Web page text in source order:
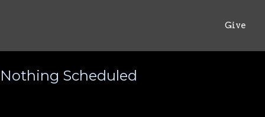
Give
Nothing Scheduled